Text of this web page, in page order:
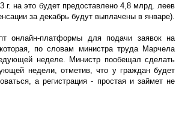
г. на это будет предоставлено 4,8 млрд. леев
за декабрь будут выплачены в январе).
онлайн-платформы для подачи заявок на
по словам министра труда Марчела
неделе. Министр пообещал сделать
недели, отметив, что у граждан будет
а регистрация - простая и займет не